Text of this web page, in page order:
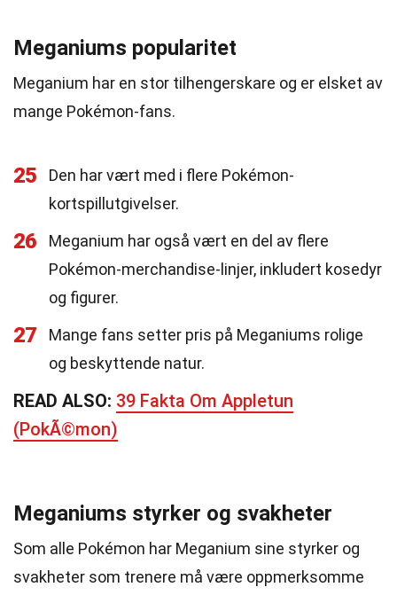
Meganiums popularitet
Meganium har en stor tilhengerskare og er elsket av
mange Pokémon-fans.
25
Den har vært med i flere Pokémon-
kortspillutgivelser.
26
Meganium har også vært en del av flere
Pokémon-merchandise-linjer, inkludert kosedyr
og figurer.
27
Mange fans setter pris på Meganiums rolige
og beskyttende natur.
READ ALSO: 39 Fakta Om Appletun
(PokÃ©mon)
Meganiums styrker og svakheter
Som alle Pokémon har Meganium sine styrker og
svakheter som trenere må være oppmerksomme